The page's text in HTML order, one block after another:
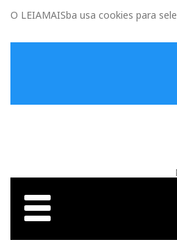
O LEIAMAISba usa cookies para